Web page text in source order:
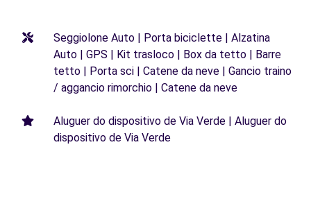
Seggiolone Auto | Porta biciclette | Alzatina
Auto | GPS | Kit trasloco | Box da tetto | Barre
tetto | Porta sci | Catene da neve | Gancio traino
/ aggancio rimorchio | Catene da neve
Aluguer do dispositivo de Via Verde | Aluguer do
dispositivo de Via Verde